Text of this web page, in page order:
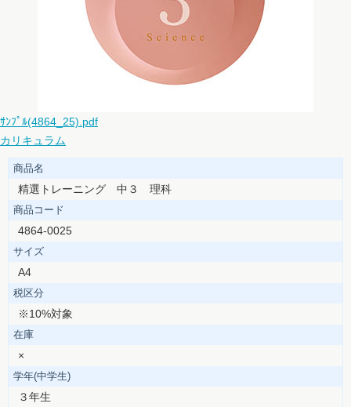
ｻﾝﾌﾟﾙ(4864_25).pdf
カリキュラム
商品名
精選トレーニング 中３ 理科
商品コード
4864-0025
サイズ
A4
税区分
※10%対象
在庫
×
学年(中学生)
３年生